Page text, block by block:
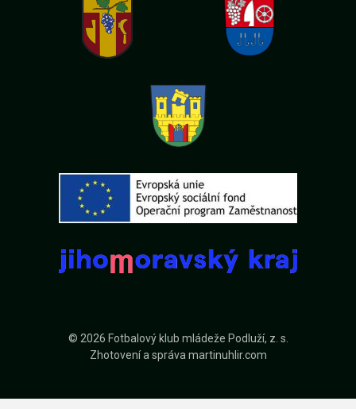
© 2026 Fotbalový klub mládeže Podluží, z. s.
Zhotovení a správamartinuhlir.com